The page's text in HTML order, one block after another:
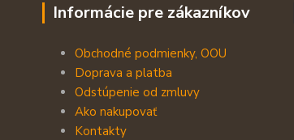
Informácie pre zákazníkov
Obchodné podmienky, OOU
Doprava a platba
Odstúpenie od zmluvy
Ako nakupovať
Kontakty